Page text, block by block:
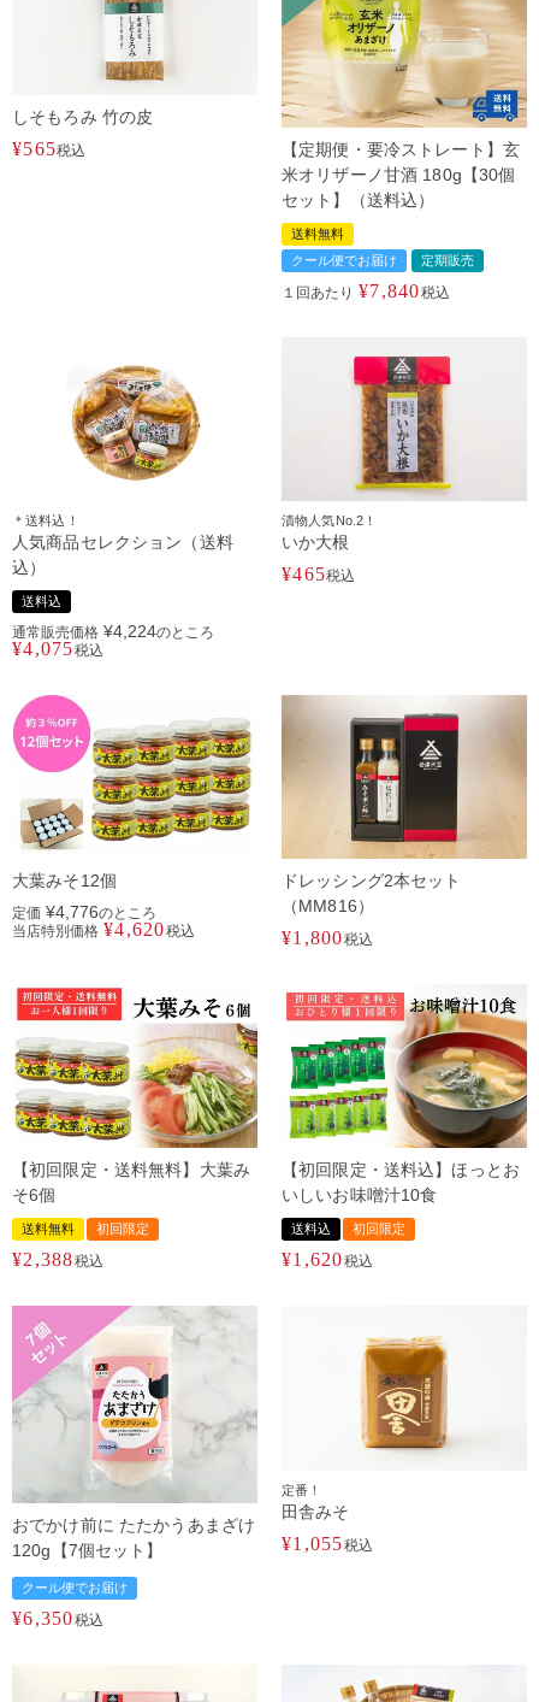
しそもろみ 竹の皮
¥565税込
【定期便・要冷ストレート】玄
米オリザーノ甘酒 180g【30個
セット】（送料込）
送料無料
クール便でお届け
定期販売
１回あたり ¥7,840税込
＊送料込！
人気商品セレクション（送料
込）
送料込
通常販売価格 ¥4,224のところ
¥4,075税込
漬物人気No.2！
いか大根
¥465税込
大葉みそ12個
定価 ¥4,776のところ
当店特別価格 ¥4,620税込
ドレッシング2本セット
（MM816）
¥1,800税込
【初回限定・送料無料】大葉み
そ6個
送料無料 初回限定
¥2,388税込
【初回限定・送料込】ほっとお
いしいお味噌汁10食
送料込 初回限定
¥1,620税込
おでかけ前に たたかうあまざけ
120g【7個セット】
クール便でお届け
¥6,350税込
定番！
田舎みそ
¥1,055税込